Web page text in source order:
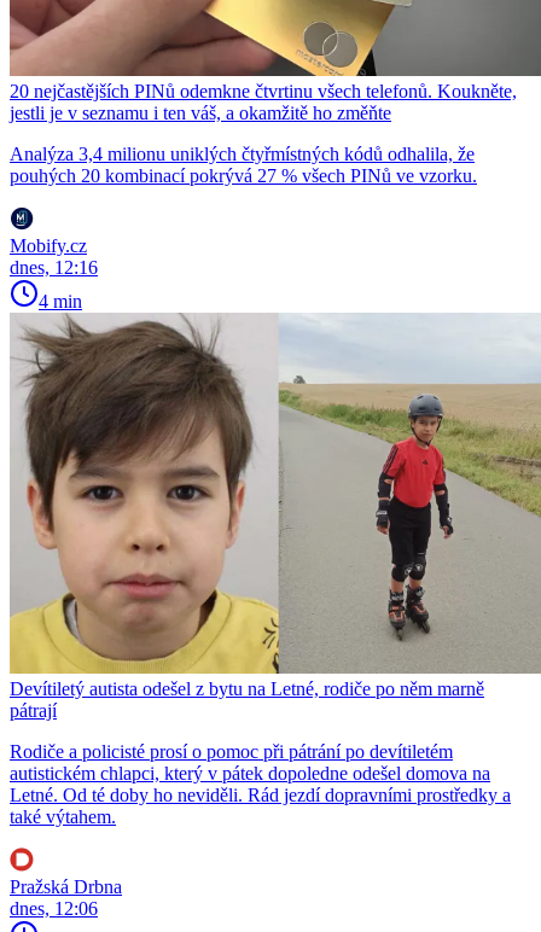
20 nejčastějších PINů odemkne čtvrtinu všech telefonů. Koukněte,
jestli je v seznamu i ten váš, a okamžitě ho změňte
Analýza 3,4 milionu uniklých čtyřmístných kódů odhalila, že
pouhých 20 kombinací pokrývá 27 % všech PINů ve vzorku.
Mobify.cz
dnes, 12:16
4 min
Devítiletý autista odešel z bytu na Letné, rodiče po něm marně
pátrají
Rodiče a policisté prosí o pomoc při pátrání po devítiletém
autistickém chlapci, který v pátek dopoledne odešel domova na
Letné. Od té doby ho neviděli. Rád jezdí dopravními prostředky a
také výtahem.
Pražská Drbna
dnes, 12:06